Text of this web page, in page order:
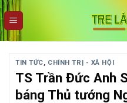
Skip
to
content
TIN TỨC, CHÍNH TRỊ - XÃ HỘI
TS Trần Đức Anh
báng Thủ tướng